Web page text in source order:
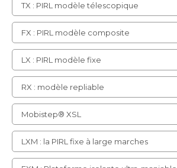
TX : PIRL modèle télescopique
FX : PIRL modèle composite
LX : PIRL modèle fixe
RX : modèle repliable
Mobistep® XSL
LXM : la PIRL fixe à large marches